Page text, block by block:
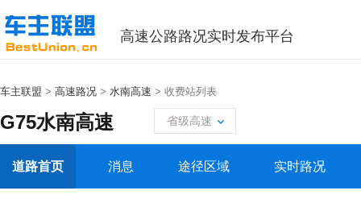
高速公路路况实时发布平台
车主联盟 > 高速路况 > 水南高速 > 收费站列表
G75水南高速 省级高速
道路首页 消息 途径区域 实时路况